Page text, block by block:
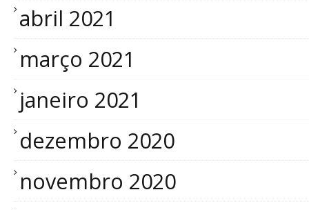
abril 2021
março 2021
janeiro 2021
dezembro 2020
novembro 2020